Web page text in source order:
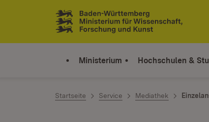
Zum Inhalt springen
Link zur Startseite
Ministerium Hochschulen &
Startseite Service Mediathek